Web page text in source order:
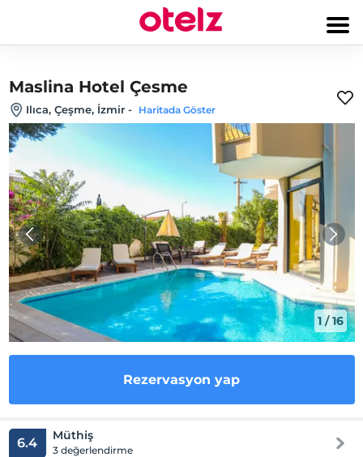
Maslina Hotel Çesme
Ilıca, Çeşme, İzmir - Haritada Göster
1 /16
Rezervasyon yap
6.4 Müthiş
3 değerlendirme